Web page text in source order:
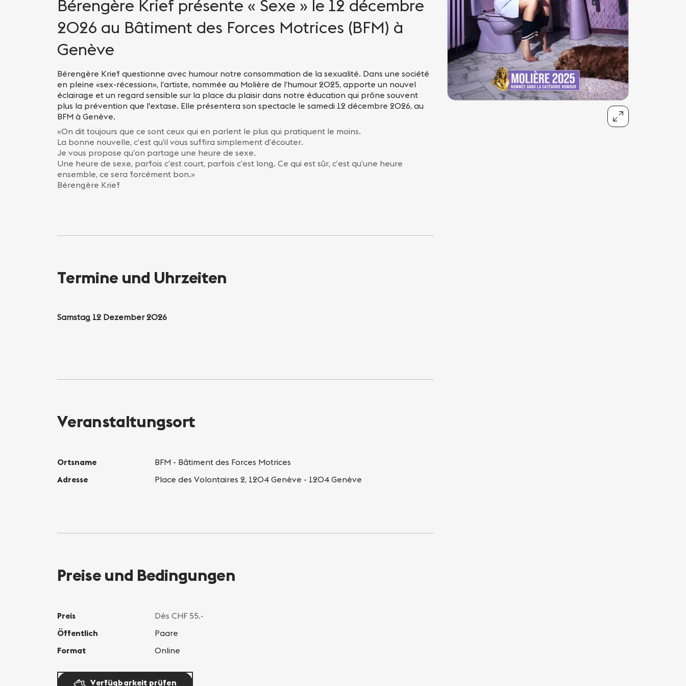
Nachtleben
Lernen Sie die Küchenchefs mit ihrem
einzigartigen Talent kennen und lassen Sie sich
von ihrer immer innovativeren Küche
überraschen. Unvergessliche
Geschmackserlebnisse warten während Ihres
Aufenthalts in Genf auf Sie!
Bérengère Krief présente « Sexe » le 12 décembre
2026 au Bâtiment des Forces Motrices (BFM) à
Genève
Bérengère Krief questionne avec humour notre consommation de la sexualité. Dans une société
en pleine «sex-récession», l’artiste, nommée au Molière de l’humour 2025, apporte un nouvel
éclairage et un regard sensible sur la place du plaisir dans notre éducation qui prône souvent
plus la prévention que l'extase. Elle présentera son spectacle le samedi 12 décembre 2026, au
BFM à Genève.
«On dit toujours que ce sont ceux qui en parlent le plus qui pratiquent le moins.
La bonne nouvelle, c’est qu’il vous suffira simplement d’écouter.
Je vous propose qu’on partage une heure de sexe.
Une heure de sexe, parfois c’est court, parfois c’est long. Ce qui est sûr, c’est qu’une heure
ensemble, ce sera forcément bon.»
Bérengère Krief
Termine und Uhrzeiten
Samstag 12 Dezember 2026
Veranstaltungsort
Ortsname
BFM - Bâtiment des Forces Motrices
Adresse
Place des Volontaires 2, 1204 Genève - 1204 Genève
Preise und Bedingungen
Preis
Dès CHF 55.-
Öffentlich
Paare
Format
Online
Verfügbarkeit prüfen